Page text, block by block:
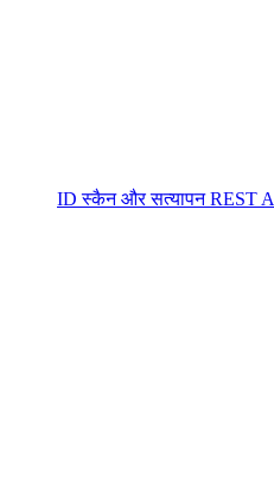
ID स्कैन और सत्यापन REST